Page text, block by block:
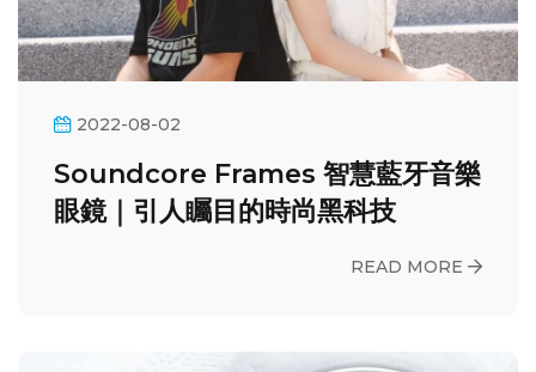
2022-08-02
Soundcore Frames 智慧藍牙音樂
眼鏡｜引人矚目的時尚黑科技
READ MORE